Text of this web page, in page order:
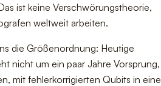
ist keine Verschwörungstheorie,
weltweit arbeiten.
die Größenordnung: Heutige
nicht um ein paar Jahre Vorsprung,
mit fehlerkorrigierten Qubits in